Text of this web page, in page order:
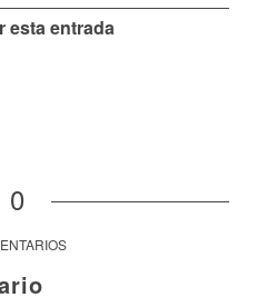
esta entrada
0